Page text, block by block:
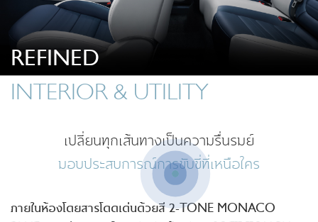
REFINED
INTERIOR & UTILITY
เปลี่ยนทุกเส้นทางเป็นความรื่นรมย์
มอบประสบการณ์การขับขี่ที่เหนือใคร
ภายในห้องโดยสารโดดเด่นด้วยสี2-TONE MONACO